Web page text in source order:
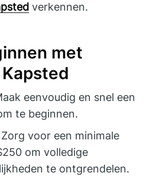
verkennen.
met
eenvoudig en snel een
te beginnen.
Zorg voor een minimale
om volledige
te ontgrendelen.